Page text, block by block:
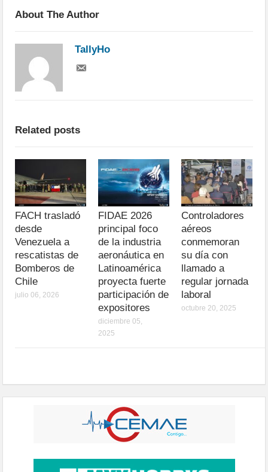
About The Author
TallyHo
Related posts
FACH trasladó
desde
Venezuela a
rescatistas de
Bomberos de
Chile
julio 06, 2026
FIDAE 2026
principal foco
de la industria
aeronáutica en
Latinoamérica
proyecta fuerte
participación de
expositores
diciembre 05,
2025
Controladores
aéreos
conmemoran
su día con
llamado a
regular jornada
laboral
octubre 20, 2025